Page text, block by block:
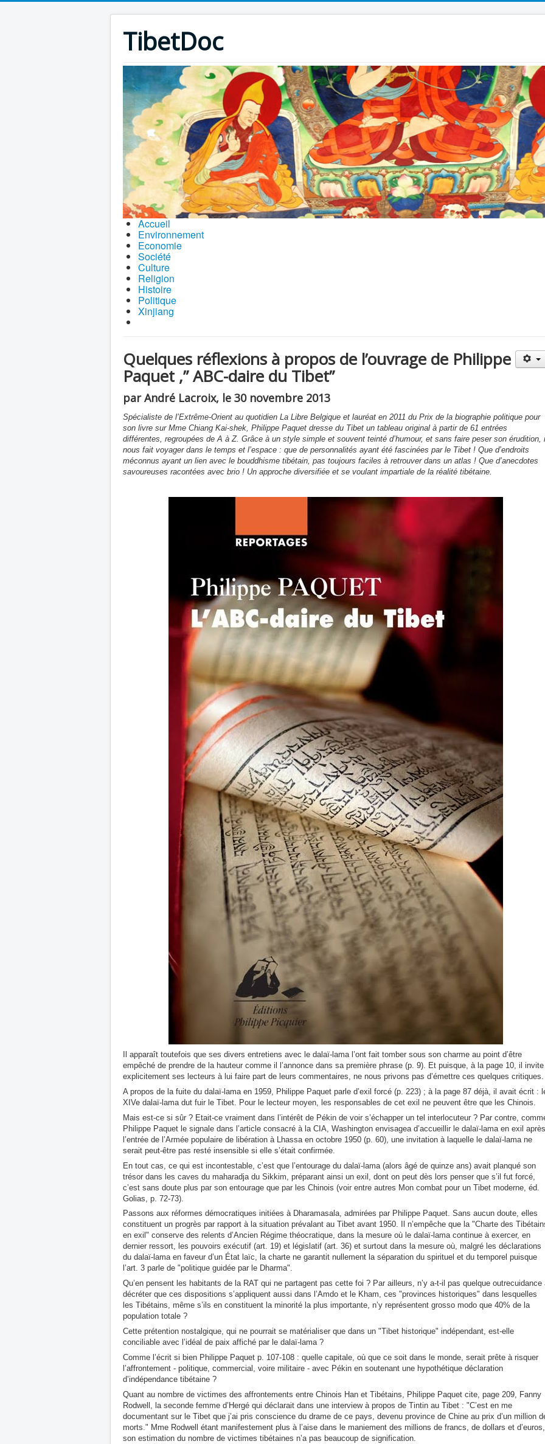
TibetDoc
Accueil
Environnement
Economie
Société
Culture
Religion
Histoire
Politique
Xinjiang
Quelques réflexions à propos de l’ouvrage de Philippe
Paquet ,” ABC-daire du Tibet”
par André Lacroix, le 30 novembre 2013
Spécialiste de l’Extrême-Orient au quotidien La Libre Belgique et lauréat en 2011 du Prix de la biographie politique pour
son livre sur Mme Chiang Kai-shek, Philippe Paquet dresse du Tibet un tableau original à partir de 61 entrées
différentes, regroupées de A à Z. Grâce à un style simple et souvent teinté d’humour, et sans faire peser son érudition,
nous fait voyager dans le temps et l’espace : que de personnalités ayant été fascinées par le Tibet ! Que d’endroits
méconnus ayant un lien avec le bouddhisme tibétain, pas toujours faciles à retrouver dans un atlas ! Que d’anecdotes
savoureuses racontées avec brio ! Un approche diversifiée et se voulant impartiale de la réalité tibétaine.
Il apparaît toutefois que ses divers entretiens avec le dalaï-lama l’ont fait tomber sous son charme au point d’être
empêché de prendre de la hauteur comme il l’annonce dans sa première phrase (p. 9). Et puisque, à la page 10, il invite
explicitement ses lecteurs à lui faire part de leurs commentaires, ne nous privons pas d’émettre ces quelques critiques.
A propos de la fuite du dalaï-lama en 1959, Philippe Paquet parle d’exil forcé (p. 223) ; à la page 87 déjà, il avait écrit :
XIVe dalaï-lama dut fuir le Tibet. Pour le lecteur moyen, les responsables de cet exil ne peuvent être que les Chinois.
Mais est-ce si sûr ? Etait-ce vraiment dans l’intérêt de Pékin de voir s’échapper un tel interlocuteur ? Par contre,
Philippe Paquet le signale dans l’article consacré à la CIA, Washington envisagea d’accueillir le dalaï-lama en exil après
l’entrée de l’Armée populaire de libération à Lhassa en octobre 1950 (p. 60), une invitation à laquelle le dalaï-lama ne
serait peut-être pas resté insensible si elle s’était confirmée.
En tout cas, ce qui est incontestable, c’est que l’entourage du dalaï-lama (alors âgé de quinze ans) avait planqué son
trésor dans les caves du maharadja du Sikkim, préparant ainsi un exil, dont on peut dès lors penser que s’il fut forcé,
c’est sans doute plus par son entourage que par les Chinois (voir entre autres Mon combat pour un Tibet moderne, éd.
Golias, p. 72-73).
Passons aux réformes démocratiques initiées à Dharamasala, admirées par Philippe Paquet. Sans aucun doute, elles
constituent un progrès par rapport à la situation prévalant au Tibet avant 1950. Il n’empêche que la "Charte des
en exil" conserve des relents d’Ancien Régime théocratique, dans la mesure où le dalaï-lama continue à exercer, en
dernier ressort, les pouvoirs exécutif (art. 19) et législatif (art. 36) et surtout dans la mesure où, malgré les déclarations
du dalaï-lama en faveur d’un État laïc, la charte ne garantit nullement la séparation du spirituel et du temporel puisque
l’art. 3 parle de "politique guidée par le Dharma".
Qu’en pensent les habitants de la RAT qui ne partagent pas cette foi ? Par ailleurs, n’y a-t-il pas quelque outrecuidance
décréter que ces dispositions s’appliquent aussi dans l’Amdo et le Kham, ces "provinces historiques" dans lesquelles
les Tibétains, même s’ils en constituent la minorité la plus importante, n’y représentent grosso modo que 40% de la
population totale ?
Cette prétention nostalgique, qui ne pourrait se matérialiser que dans un "Tibet historique" indépendant, est-elle
conciliable avec l’idéal de paix affiché par le dalaï-lama ?
Comme l’écrit si bien Philippe Paquet p. 107-108 : quelle capitale, où que ce soit dans le monde, serait prête à risquer
l’affrontement - politique, commercial, voire militaire - avec Pékin en soutenant une hypothétique déclaration
d’indépendance tibétaine ?
Quant au nombre de victimes des affrontements entre Chinois Han et Tibétains, Philippe Paquet cite, page 209, Fanny
Rodwell, la seconde femme d’Hergé qui déclarait dans une interview à propos de Tintin au Tibet : "C’est en me
documentant sur le Tibet que j’ai pris conscience du drame de ce pays, devenu province de Chine au prix d’un million
morts." Mme Rodwell étant manifestement plus à l’aise dans le maniement des millions de francs, de dollars et d’euros,
son estimation du nombre de victimes tibétaines n’a pas beaucoup de signification.